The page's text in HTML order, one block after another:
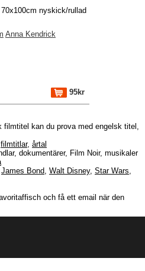
nyskick/rullad
Anna Kendrick
95kr
kan du prova med engelsk titel,
filmtitlar, årtal
dokumentärer, Film Noir, musikaler
James Bond, Walt Disney, Star Wars,
och få ett email när den